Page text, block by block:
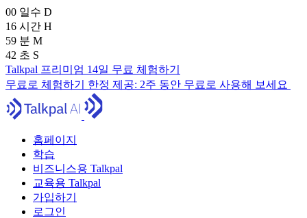
00 일수 D
16 시간 H
59 분 M
40 초 S
Talkpal 프리미엄 14일 무료 체험하기
무료로 체험하기 한정 제공: 2주 동안 무료로 사용해 보세요
홈페이지
학습
비즈니스용 Talkpal
교육용 Talkpal
가입하기
로그인